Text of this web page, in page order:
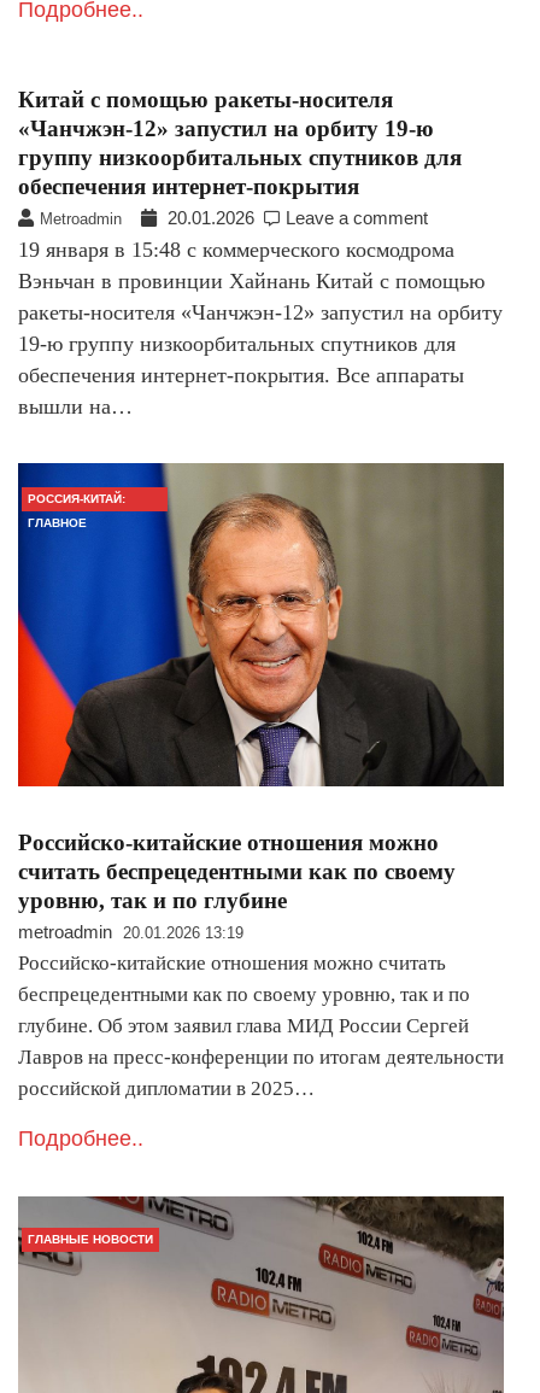
Подробнее..
Китай с помощью ракеты-носителя
«Чанчжэн-12» запустил на орбиту 19-ю
группу низкоорбитальных спутников для
обеспечения интернет-покрытия
Metroadmin 20.01.2026 Leave a comment
19 января в 15:48 с коммерческого космодрома
Вэньчан в провинции Хайнань Китай с помощью
ракеты-носителя «Чанчжэн-12» запустил на орбиту
19-ю группу низкоорбитальных спутников для
обеспечения интернет-покрытия. Все аппараты
вышли на…
РОССИЯ-КИТАЙ:
ГЛАВНОЕ
Российско-китайские отношения можно
считать беспрецедентными как по своему
уровню, так и по глубине
metroadmin 20.01.2026 13:19
Российско-китайские отношения можно считать
беспрецедентными как по своему уровню, так и по
глубине. Об этом заявил глава МИД России Сергей
Лавров на пресс-конференции по итогам деятельности
российской дипломатии в 2025…
Подробнее..
ГЛАВНЫЕ НОВОСТИ